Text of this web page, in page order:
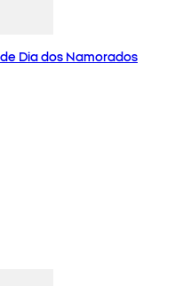
Dia dos Namorados